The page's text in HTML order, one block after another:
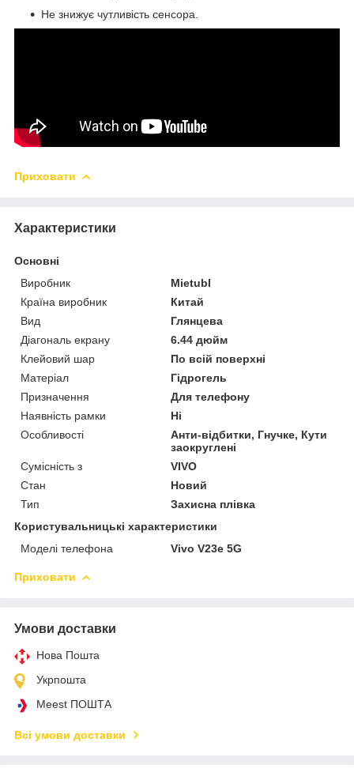
Не знижує чутливість сенсора.
Приховати
Характеристики
Основні
Виробник
Mietubl
Країна виробник
Китай
Вид
Глянцева
Діагональ екрану
6.44 дюйм
Клейовий шар
По всій поверхні
Матеріал
Гідрогель
Призначення
Для телефону
Наявність рамки
Ні
Особливості
Анти-відбитки, Гнучке, Кути
заокруглені
Сумісність з
VIVO
Стан
Новий
Тип
Захисна плівка
Користувальницькі характеристики
Моделі телефона
Vivo V23e 5G
Приховати
Умови доставки
Нова Пошта
Укрпошта
Meest ПОШТА
Всі умови доставки